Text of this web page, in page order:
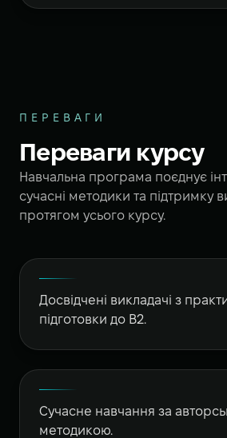
ПЕРЕВАГИ
Переваги курсу
Навчальна програма поєднує
сучасні методики та підтримку
протягом усього курсу.
Досвідчені викладачі з
підготовки до B2.
Сучасне навчання за
методикою.